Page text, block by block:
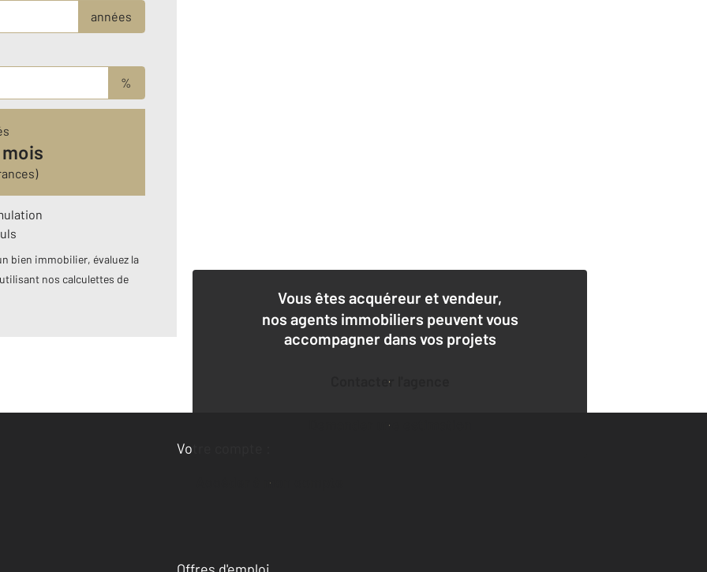
années
%
bien immobilier, évaluez la
nos calculettes de
Vous êtes acquéreur et vendeur,
nos agents immobiliers peuvent vous
accompagner dans vos projets
Contacter l'agence
Demander une estimation
Votre compte :
Accéder à mon compte
Offres d'emploi